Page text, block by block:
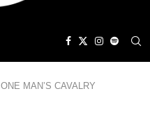
ONE MAN’S CAVALRY